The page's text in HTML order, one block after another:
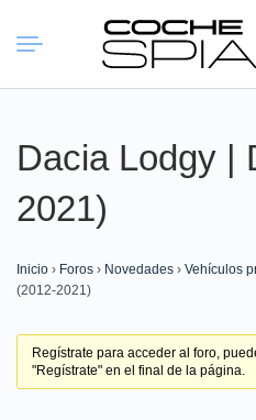
Buscar:
Dacia Lodgy |
2021)
Inicio › Foros › Novedades › Vehículos
(2012-2021)
Regístrate para acceder al foro,
"Regístrate" en el final de la página.